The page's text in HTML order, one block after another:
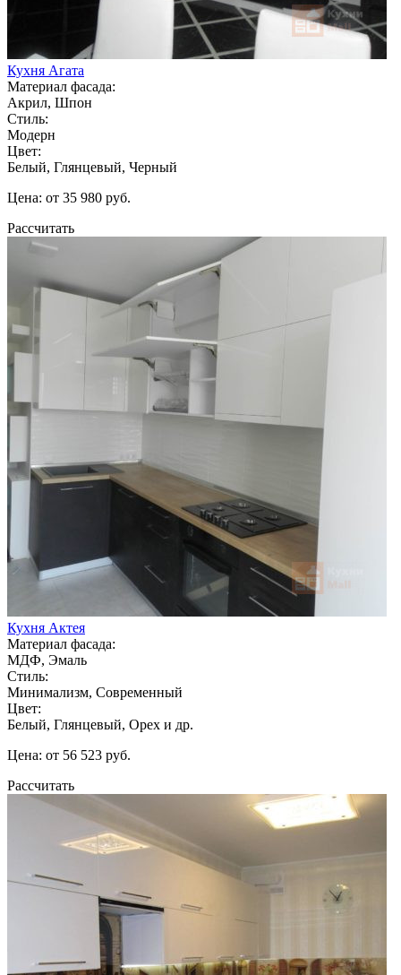
Кухня Агата
Материал фасада:
Акрил, Шпон
Стиль:
Модерн
Цвет:
Белый, Глянцевый, Черный
Цена: от 35 980 руб.
Рассчитать
Кухня Актея
Материал фасада:
МДФ, Эмаль
Стиль:
Минимализм, Современный
Цвет:
Белый, Глянцевый, Орех и др.
Цена: от 56 523 руб.
Рассчитать